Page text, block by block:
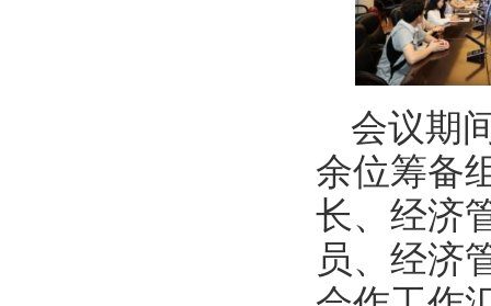
会议期
余位筹备
长、经济
员、经济